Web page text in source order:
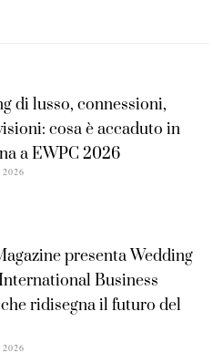
di lusso, connessioni,
cosa è accaduto in
a EWPC 2026
presenta Wedding
Business
ridisegna il futuro del